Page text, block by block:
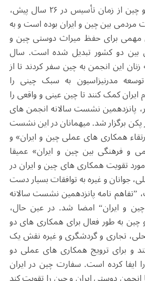
انجمن دوستی ایران و چین از زمان تأسیس در ۲۶ سال پیش،
مردمی بین چین و ایران بوده است و به
مهمی برای حفظ میراث دوستی چین و
بین دو کشور تبدیل شده است. سال
این انجمن به چین سفر کردند تا از
مدرنیزاسیون به سبک چینی را
کمک کنند تا چین عینی و واقعی را
پانزدهمین نشست سالانه انجمن های
پکن برگزار شد. میهمانان در این نشست
همکاری های عملی چین و ایران» و
و فرهنگی بین چین و ایران» عمیقا
تقویت همکاری ‌های چین و ایران در
جوانان و غیره به توافقات بسیار دست
”تفاهم نامه پانزدهمین نشست سالانه
و ایران“ امضا شد. در عین حال،
چین به طور فعال برای همکاری های دو
تجاری و گردشگری و غیره نقش یک
و برای ترویج همکاری های عملی دو
ایفا کرده است. سفارت چین در ایران